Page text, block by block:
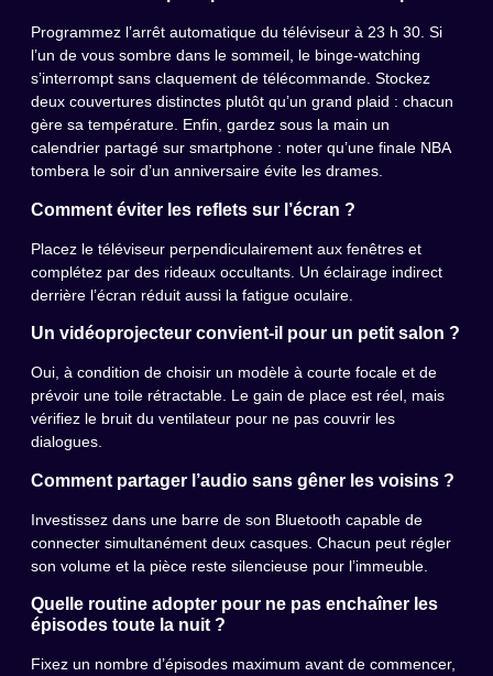
Programmez l’arrêt automatique du téléviseur à 23 h 30. Si
l’un de vous sombre dans le sommeil, le binge-watching
s’interrompt sans claquement de télécommande. Stockez
deux couvertures distinctes plutôt qu’un grand plaid : chacun
gère sa température. Enfin, gardez sous la main un
calendrier partagé sur smartphone : noter qu’une finale NBA
tombera le soir d’un anniversaire évite les drames.
Comment éviter les reflets sur l’écran ?
Placez le téléviseur perpendiculairement aux fenêtres et
complétez par des rideaux occultants. Un éclairage indirect
derrière l’écran réduit aussi la fatigue oculaire.
Un vidéoprojecteur convient-il pour un petit salon ?
Oui, à condition de choisir un modèle à courte focale et de
prévoir une toile rétractable. Le gain de place est réel, mais
vérifiez le bruit du ventilateur pour ne pas couvrir les
dialogues.
Comment partager l’audio sans gêner les voisins ?
Investissez dans une barre de son Bluetooth capable de
connecter simultanément deux casques. Chacun peut régler
son volume et la pièce reste silencieuse pour l’immeuble.
Quelle routine adopter pour ne pas enchaîner les
épisodes toute la nuit ?
Fixez un nombre d’épisodes maximum avant de commencer,